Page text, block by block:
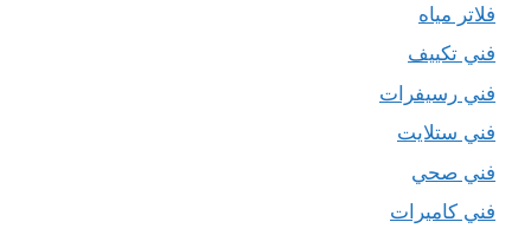
فلاتر مياه
فني تكييف
فني رسيفرات
فني ستلايت
فني صحي
فني كاميرات